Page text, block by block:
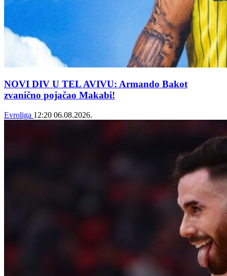
NOVI DIV U TEL AVIVU: Armando Bakot
zvanično pojačao Makabi!
Evroliga 12:20 06.08.2026.